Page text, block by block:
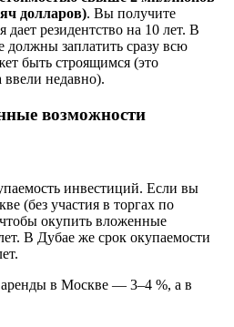
долларов). Вы получите
дает резидентство на 10 лет. В
должны заплатить сразу всю
быть строящимся (это
недавно).
возможности
инвестиций. Если вы
(без участия в торгах по
окупить вложенные
В Дубае же срок окупаемости
аренды в Москве — 3–4 %, а в